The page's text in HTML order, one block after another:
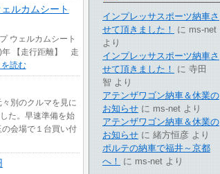
インプレッサスポーツ納車さ
せて頂きました！
に ms-net
より
インプレッサスポーツ納車さ
せて頂きました！
に 寺田
智 より
アテンザワゴン納車＆休業の
お知らせ に ms-net より
アテンザワゴン納車＆休業の
お知らせ に 緒方恒彦 より
ポルテの納車で福井～京都
へ！
に ms-net より
ルカムシート
ウェルカムシート
年 【走行距離】 走
読む
別のクルマを見に
た。早速準備を始
会場で１台買い付